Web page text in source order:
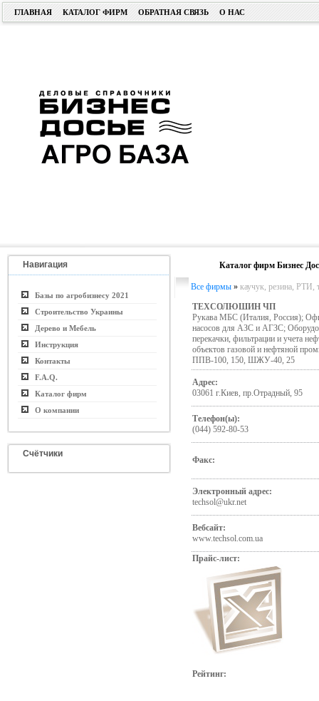
ГЛАВНАЯ КАТАЛОГ ФИРМ ОБРАТНАЯ СВЯЗЬ О НАС
Навигация
Базы по агробизнесу 2021
Строительство Украины
Дерево и Мебель
Инструкция
Контакты
F.A.Q.
Каталог фирм
О компании
Счётчики
Каталог фирм Бизнес
Все фирмы » каучук, резина, РТИ,
ТЕХСОЛЮШИН ЧП
Рукава МБС (Италия, Россия);
насосов для АЗС и АГЗС;
перекачки, фильтрации и учета
объектов газовой и нефтяной
ППВ-100, 150, ШЖУ-40, 25
Адрес:
03061 г.Киев, пр.Отрадный, 95
Телефон(ы):
(044) 592-80-53
Факс:
Электронный адрес:
techsol@ukr.net
Вебсайт:
www.techsol.com.ua
Прайс-лист:
Рейтинг: